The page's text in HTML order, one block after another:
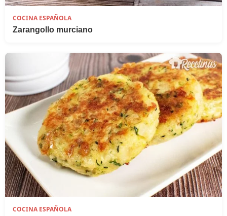
COCINA ESPAÑOLA
Zarangollo murciano
COCINA ESPAÑOLA